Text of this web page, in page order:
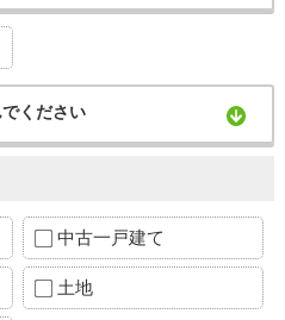
ください
中古一戸建て
土地